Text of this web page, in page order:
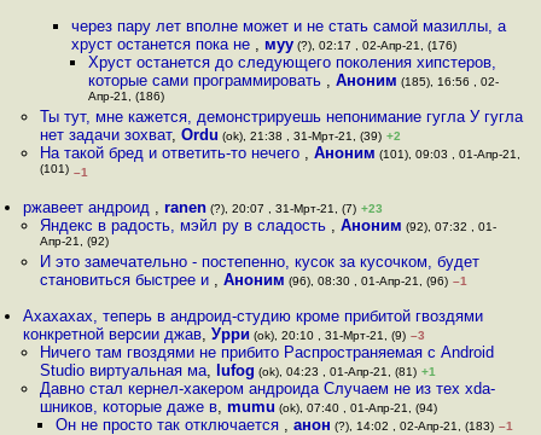
через пару лет вполне может и не стать самой мазиллы, а
хруст останется пока не , муу (?), 02:17 , 02-Апр-21, (176)
Хруст останется до следующего поколения хипстеров,
которые сами программировать , Аноним (185), 16:56 , 02-
Апр-21, (186)
Ты тут, мне кажется, демонстрируешь непонимание гугла У гугла
нет задачи зохват, Ordu (ok), 21:38 , 31-Мрт-21, (39) +2
На такой бред и ответить-то нечего , Аноним (101), 09:03 , 01-Апр-21,
(101) –1
ржавеет андроид ,ranen (?), 20:07 , 31-Мрт-21, (7) +23
Яндекс в радость, мэйл ру в сладость , Аноним (92), 07:32 , 01-
Апр-21, (92)
И это замечательно - постепенно, кусок за кусочком, будет
становиться быстрее и , Аноним (96), 08:30 , 01-Апр-21, (96) –1
Ахахахах, теперь в андроид-студию кроме прибитой гвоздями
конкретной версии джав,Урри (ok), 20:10 , 31-Мрт-21, (9) –3
Ничего там гвоздями не прибито Распространяемая с Android
Studio виртуальная ма, lufog (ok), 04:23 , 01-Апр-21, (81) +1
Давно стал кернел-хакером андроида Случаем не из тех xda-
шников, которые даже в, mumu (ok), 07:40 , 01-Апр-21, (94)
Он не просто так отключается , анон (?), 14:02 , 02-Апр-21, (183) –1